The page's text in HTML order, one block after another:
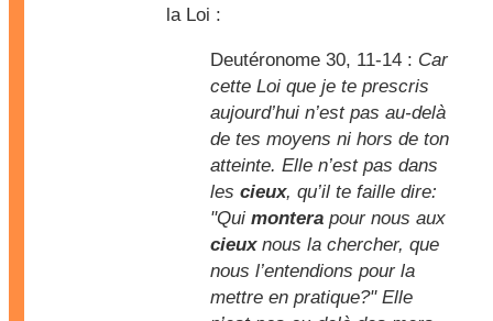
la Loi :
Deutéronome 30, 11-14 : Car
cette Loi que je te prescris
aujourd’hui n’est pas au-delà
de tes moyens ni hors de ton
atteinte. Elle n’est pas dans
les cieux, qu’il te faille dire:
"Qui montera pour nous aux
cieuxnous la chercher, que
nous l’entendions pour la
mettre en pratique?" Elle